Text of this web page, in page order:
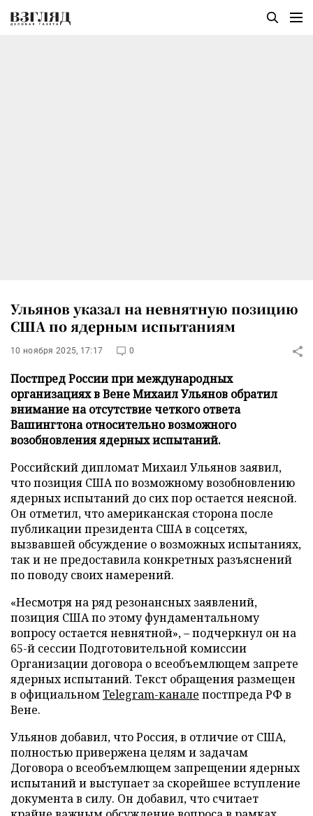
Ульянов указал на невнятную позицию
США по ядерным испытаниям
10 ноября 2025, 17:17 0
Постпред России при международных
организациях в Вене Михаил Ульянов обратил
внимание на отсутствие четкого ответа
Вашингтона относительно возможного
возобновления ядерных испытаний.
Российский дипломат Михаил Ульянов заявил,
что позиция США по возможному возобновлению
ядерных испытаний до сих пор остается неясной.
Он отметил, что американская сторона после
публикации президента США в соцсетях,
вызвавшей обсуждение о возможных испытаниях,
так и не предоставила конкретных разъяснений
по поводу своих намерений.
«Несмотря на ряд резонансных заявлений,
позиция США по этому фундаментальному
вопросу остается невнятной», – подчеркнул он на
65-й сессии Подготовительной комиссии
Организации договора о всеобъемлющем запрете
ядерных испытаний. Текст обращения размещен
в официальномTelegram-канале постпреда РФ в
Вене.
Ульянов добавил, что Россия, в отличие от США,
полностью привержена целям и задачам
Договора о всеобъемлющем запрещении ядерных
испытаний и выступает за скорейшее вступление
документа в силу. Он добавил, что считает